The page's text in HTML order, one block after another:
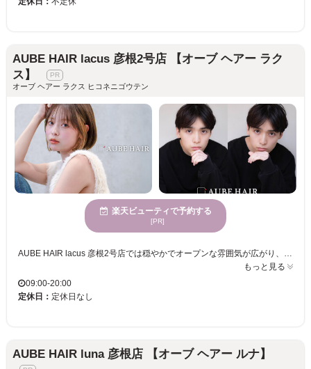
AUBE HAIR lacus 彦根2号店 【オーブ ヘアー ラク
ス】
オーブ ヘアー ラクス ヒコネニゴウテン
楽天ビューティで予約する
[PR]
AUBE HAIR lacus 彦根2号店では穏やかでオープンな雰囲気が広がり、訪れるたびに心地よさを感じていただけます。自分の家のように何度も訪れたくなるこのサロンでは、1人ひとりの髪質や骨格を見極め、生活スタイルに合ったスタイルをご提案。特に、若い女性に支持されるトレンドを取り入れた“私らしい可愛さ”を大切にしています。マンツーマンの丁寧なカウンセリングと施術で、あなただけの理想的なヘアスタイルを提供。手頃な価格も魅力の一つです。毎日をより楽しく、自信に満ちた日常を送りたい方は、ぜひAUBE HAIR lacus 彦根2号店で、自分史上最高の似合わせヘアを体験してください。
もっと見る
09:00-20:00
定休日： 定休日なし
AUBE HAIR luna 彦根店 【オーブ ヘアー ルナ】